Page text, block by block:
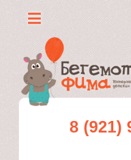
Каталог
О
нас
Доставка8 (921)